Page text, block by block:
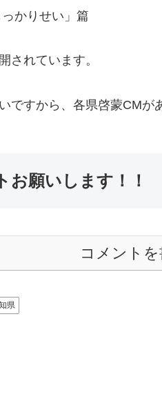
かりせい」篇
されています。
ですから、各県啓蒙CMが
お願いします！！
コメント
県